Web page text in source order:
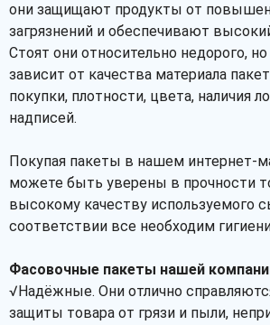
они защищают продукты от
загрязнений и обеспечивают
Стоят они относительно недорого,
зависит от качества материала
покупки, плотности, цвета, наличия
надписей.
Покупая пакеты в нашем интернет-
можете быть уверены в прочности
высокому качеству используемого
соответствии все необходим
Фасовочные пакеты нашей
√Надёжные. Они отлично
защиты товара от грязи и пыли,